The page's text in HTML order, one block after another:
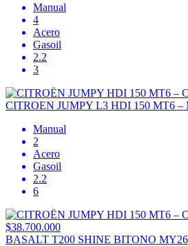
Manual
4
Acero
Gasoil
2.2
3
CITROEN JUMPY L3 HDI 150 MT6 –
Manual
2
Acero
Gasoil
2.2
6
$38.700.000
BASALT T200 SHINE BITONO MY26